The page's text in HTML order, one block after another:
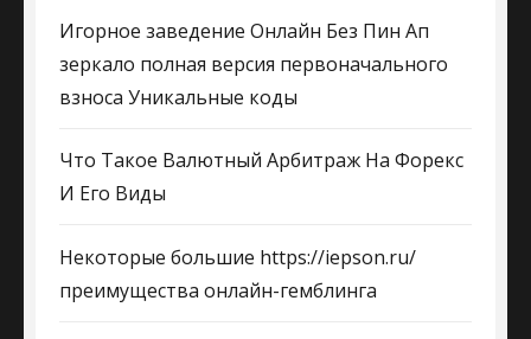
Игорное заведение Онлайн Без Пин Ап
зеркало полная версия первоначального
взноса Уникальные коды
Что Такое Валютный Арбитраж На Форекс
И Его Виды
Некоторые большие https://iepson.ru/
преимущества онлайн-гемблинга